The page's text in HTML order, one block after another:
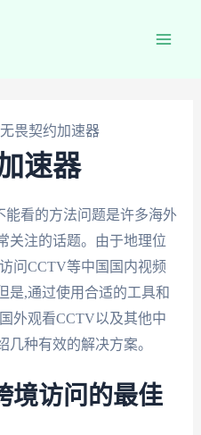
畏契约加速器
速器
看的方法问题是许多海外
关注的话题。由于地理位
问CCTV等中国国内视频
是,通过使用合适的工具和
外观看CCTV以及其他中
几种有效的解决方案。
访问的最佳